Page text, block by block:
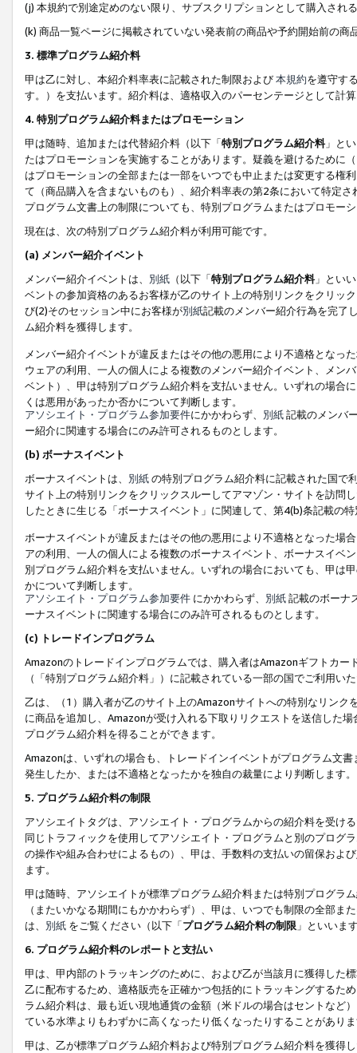
(j) 本規約で別途定めのない限り、サブスクリプションとして購入され
(k) 商品一覧ページに掲載されていない発表前の商品や予約開始前の商
3. 標準プログラム紹介料
甲は乙に対し、本紹介料率表に記載された制限および本規約を遵守す
す。）を支払います。紹介料は、適格収入のパーセンテージとして計
4. 特別プログラム紹介料またはプロモーション
甲は随時、追加または代替紹介料（以下「特別プログラム紹介料」と
たはプロモーションを実施することがあります。疑義を避けるために
はプロモーションの全部または一部をいつでも中止または変更する権
て（商品購入を含まないものも）、紹介料率表の第2条において特定
プログラム文書上の制限についても、特別プログラムまたはプロモー
現在は、次の特別プログラム紹介料が利用可能です。
(a) メンバー紹介イベント
メンバー紹介イベントは、 別紙 （以下「特別プログラム紹介料」とい
ベントの参加資格のあるお客様が乙のサイト上の特別リンクをクリッ
び(2)そのセッション中にお客様が別紙記載のメンバー紹介行為を完了
ム紹介料を獲得します。
メンバー紹介イベントが違反またはその他の悪用により不適格となっ
ウェアの利用、一人の個人による複数のメンバー紹介イベント、メン
ベント）、甲は特別プログラム紹介料を支払いません。いずれの場合
くは悪用があったか否かについて判断します。
アソシエイト・プログラム参加要件にかかわらず、 別紙記載のメンバ
ー紹介に関連する場合にのみ許可されるものとします。
(b) ボーナスイベント
ボーナスイベントは、 別紙の特別プログラム紹介料に記載された国で
サイト上の特別リンクをクリックスルーしてアマゾン・サイトを訪問
したときに生じる「ボーナスイベント」に関連して、第4(b)条記載の
ボーナスイベントが違反またはその他の悪用により不適格となった場
アの利用、一人の個人による複数のボーナスイベント、ボーナスイベ
別プログラム紹介料を支払いません。いずれの場合においても、甲は
かについて判断します。
アソシエイト・プログラム参加要件 にかかわらず、 別紙記載のボーナ
ーナスイベントに関連する場合にのみ許可されるものとします。
(c) トレードインプログラム
Amazonのトレードインプログラムでは、購入者はAmazonギフトカ
（「特別プログラム紹介料」）に記載されている一部の国でご利用い
乙は、（1）購入者が乙のサイト上のAmazonサイトへの特別なリン
に商品を追加し、Amazonが受け入れる下取りリクエストを送信した
プログラム紹介料を得ることができます。
Amazonは、いずれの場合も、トレードインイベントがプログラム文
発生したか、または不適格となったかを独自の裁量により判断します。
5. プログラム紹介料の制限
アソシエイトタグは、アソシエイト・プログラムからの紹介料を受け
同じトラフィックを使用してアソシエイト・プログラムと別のプログ
の操作や組み合わせによるもの）、甲は、手数料の支払いの留保およ
ます。
甲は随時、アソシエイトが標準プログラム紹介料または特別プログラ
（またいかなる期間にもかかわらず）、甲は、いつでも制限の全部
は、 別紙 をご覧ください（以下「プログラム紹介料の制限 」といいま
6. プログラム紹介料のレポートと支払い
甲は、甲内部のトラッキングのために、および乙が当該月に獲得した
乙に配布するため、適格販売を正確かつ包括的にトラッキングするた
ラム紹介料は、最も近い現地通貨の金額（米ドルの場合はセントなど
ている水準よりもわずかに高くなったり低くなったりすることがあり
甲は、乙が標準プログラム紹介料および特別プログラム紹介料を獲得